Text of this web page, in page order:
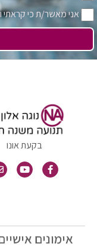
אני מאשר/ת כי קראתי
בקעת אונו
אימונים